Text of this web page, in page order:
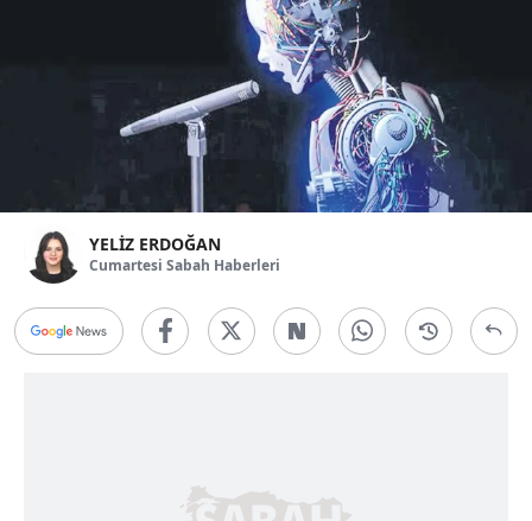
YELİZ ERDOĞAN
Cumartesi Sabah Haberleri